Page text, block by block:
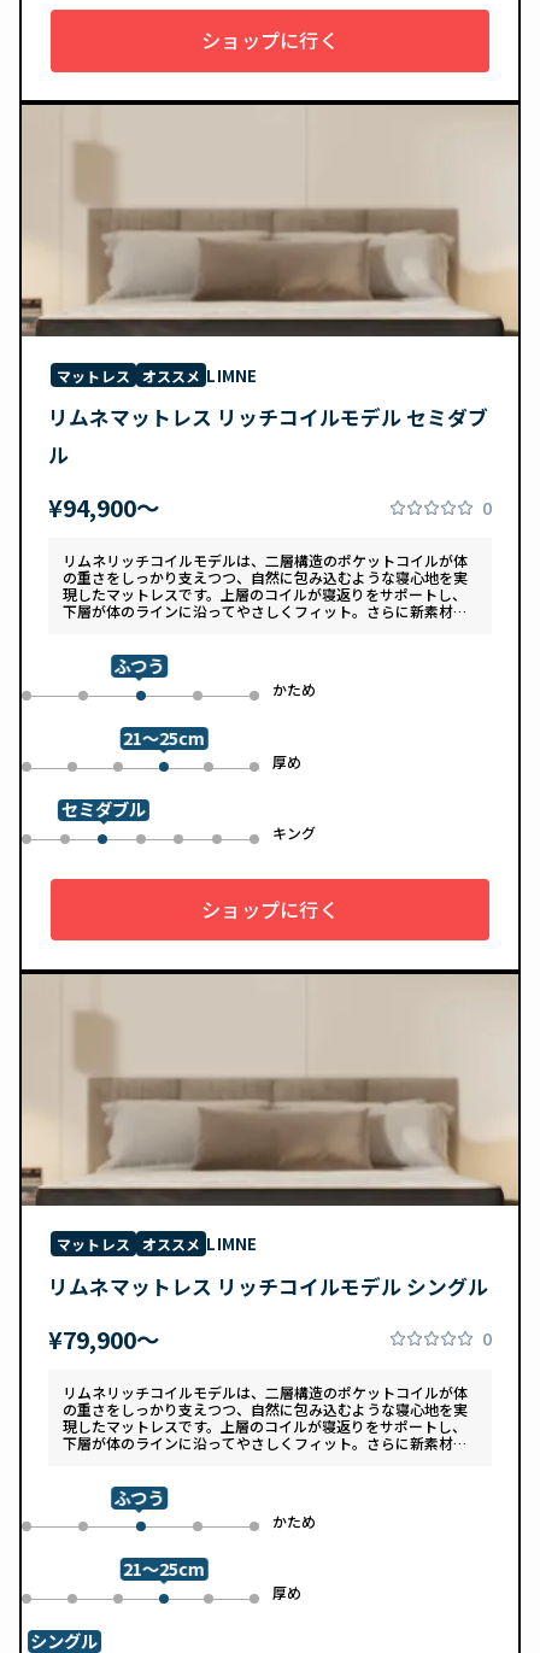
ショップに行く
マットレス オススメ LIMNE
リムネマットレス リッチコイルモデル セミダブ
ル
¥94,900〜 0
リムネリッチコイルモデルは、二層構造のポケットコイルが体
の重さをしっかり支えつつ、自然に包み込むような寝心地を実
現したマットレスです。上層のコイルが寝返りをサポートし、
下層が体のラインに沿ってやさしくフィット。さらに新素材
ンで、カバーは自宅で洗濯可能。清潔さと快適さの両方を追求
した一枚です。
0 1 2
ふつう
3 かため
4
0 1 2 3
21～25cm
4 厚め
5
0 1 2
セミダブル
3 4 5 キング
6
ショップに行く
マットレス オススメ LIMNE
リムネマットレス リッチコイルモデル シングル
¥79,900〜 0
リムネリッチコイルモデルは、二層構造のポケットコイルが体
の重さをしっかり支えつつ、自然に包み込むような寝心地を実
現したマットレスです。上層のコイルが寝返りをサポートし、
下層が体のラインに沿ってやさしくフィット。さらに新素材
ンで、カバーは自宅で洗濯可能。清潔さと快適さの両方を追求
した一枚です。
0 1 2
ふつう
3 かため
4
0 1 2 3
21～25cm
4 厚め
5
シングル